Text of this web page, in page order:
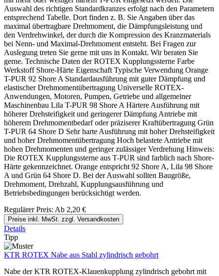
Auswahl des richtigen Standardkranzes erfolgt nach den Parametern
entsprechend Tabelle. Dort finden z. B. Sie Angaben über das
maximal übertragbare Drehmoment, die Dämpfungsleistung und
den Verdrehwinkel, der durch die Kompression des Kranzmaterials
bei Nenn- und Maximal-Drehmoment entsteht. Bei Fragen zur
Auslegung treten Sie gerne mit uns in Kontakt. Wir beraten Sie
gerne. Technische Daten der ROTEX Kupplungssterne Farbe
Werkstoff Shore-Härte Eigenschaft Typische Verwendung Orange
T-PUR 92 Shore A Standardausführung mit guter Dämpfung und
elastischer Drehmomentübertragung Universelle ROTEX-
Anwendungen, Motoren, Pumpen, Getriebe und allgemeiner
Maschinenbau Lila T-PUR 98 Shore A Härtere Ausführung mit
höherer Drehsteifigkeit und geringerer Dämpfung Antriebe mit
höherem Drehmomentbedarf oder präziserer Kraftübertragung Grün
T-PUR 64 Shore D Sehr harte Ausführung mit hoher Drehsteifigkeit
und hoher Drehmomentübertragung Hoch belastete Antriebe mit
hohen Drehmomenten und geringer zulässiger Verdrehung Hinweis:
Die ROTEX Kupplungssterne aus T-PUR sind farblich nach Shore-
Härte gekennzeichnet. Orange entspricht 92 Shore A, Lila 98 Shore
A und Grün 64 Shore D. Bei der Auswahl sollten Baugröße,
Drehmoment, Drehzahl, Kupplungsausführung und
Betriebsbedingungen berücksichtigt werden.
Regulärer Preis: Ab 2,20 €
Preise inkl. MwSt. zzgl. Versandkosten
Details
Tipp
KTR ROTEX Nabe aus Stahl zylindrisch gebohrt
Nabe der KTR ROTEX-Klauenkupplung zylindrisch gebohrt mit